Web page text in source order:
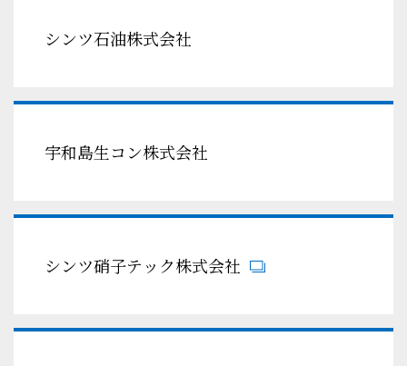
シンツ石油株式会社
宇和島生コン株式会社
シンツ硝子テック株式会社